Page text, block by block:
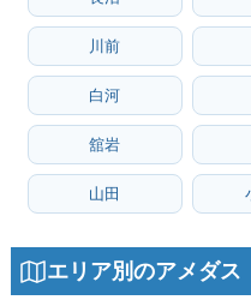
川前
白河
舘岩
山田
エリア別のアメダス